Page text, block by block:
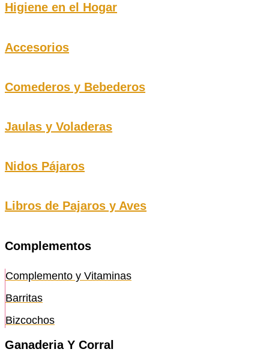
Higiene en el Hogar
Accesorios
Comederos y Bebederos
Jaulas y Voladeras
Nidos Pájaros
Libros de Pajaros y Aves
Complementos
Complemento y Vitaminas
Barritas
Bizcochos
Ganaderia Y Corral